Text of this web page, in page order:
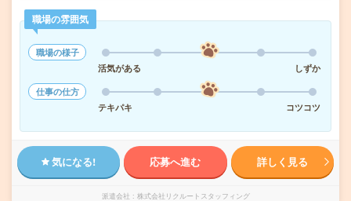
職場の雰囲気
職場の様子
活気がある
しずか
仕事の仕方
テキパキ
コツコツ
気になる! 応募へ進む 詳しく見る
派遣会社 株式会社リクルートスタッフィング